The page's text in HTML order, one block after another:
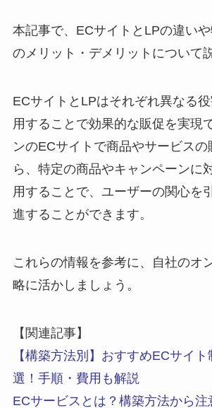
本記事で、ECサイトとLPの違い
のメリット・デメリットについて
ECサイトとLPはそれぞれ異なる
用することで効果的な販促を実現
ンのECサイトで商品やサービス
ら、特定の商品やキャンペーンに
用することで、ユーザーの関心を
進することができます。
これらの情報を参考に、自社のオ
略に活かしましょう。
【関連記事】
【構築方法別】おすすめECサイ
選！手順・費用も解説
ECサービスとは？構築方法から注